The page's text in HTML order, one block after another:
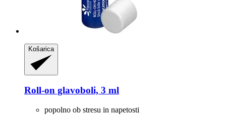
Košarica
Roll-​on glavoboli, 3 ml
popolno ob stresu in napetosti